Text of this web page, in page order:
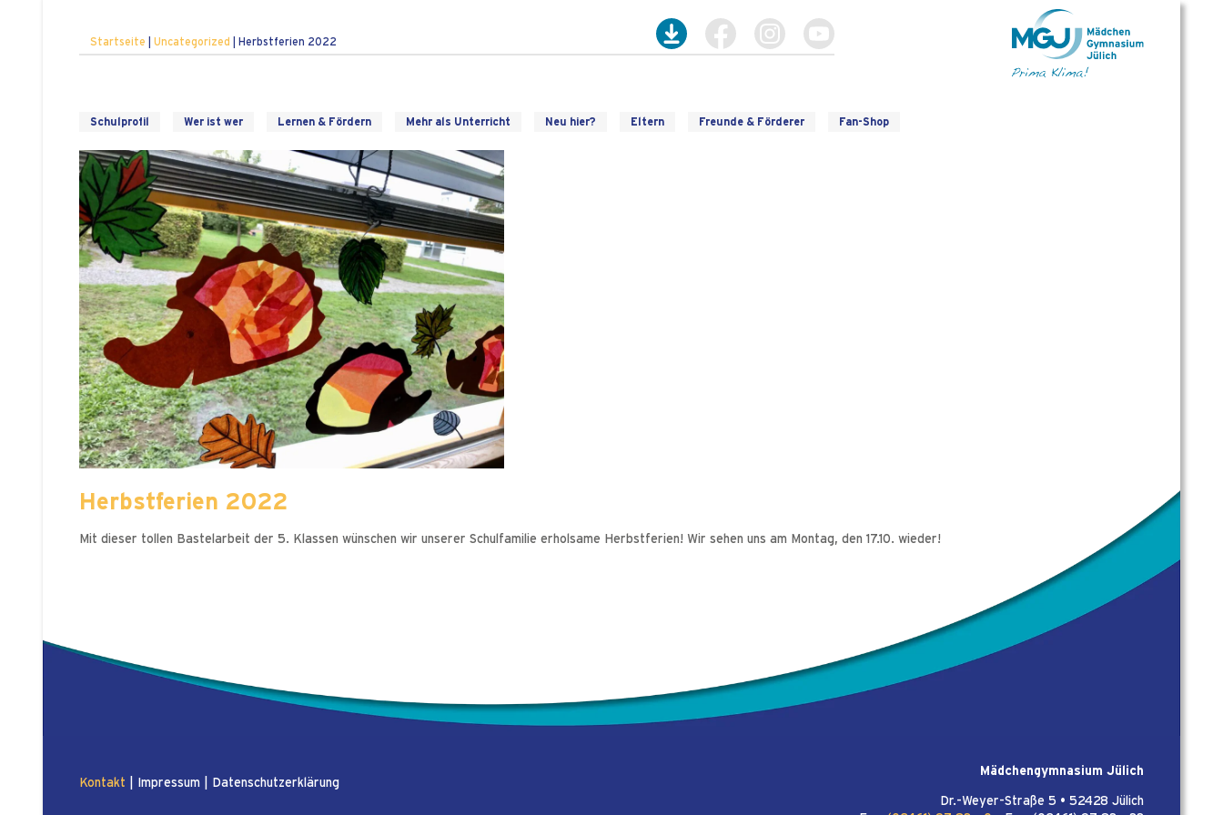
Startseite Uncategorized Herbstferien 2022
Schulprofil Wer ist wer Lernen & Fördern Mehr als Unterricht Neu hier? Eltern Freunde & Förderer Fan-Shop
Herbstferien 2022
Mit dieser tollen Bastelarbeit der 5. Klassen wünschen wir unserer Schulfamilie erholsame Herbstferien! Wir sehen uns am Montag, den 17.10. wieder!
Kontakt Impressum Datenschutzerklärung
Mädchengymnasium Jülich
Dr.-Weyer-Straße 5 • 52428 Jülich